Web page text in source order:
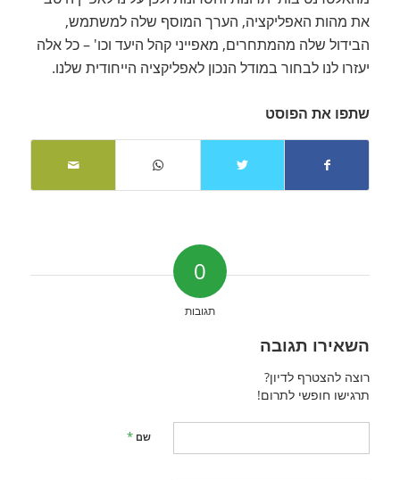
את מהות האפליקציה, הערך המוסף שלה למשתמש,
הבידול שלה מהמתחרים, מאפייני קהל היעד וכו' – כל אלה
יעזרו לנו לבחור במודל הנכון לאפליקציה הייחודית שלנו.
שתפו את הפוסט
0
תגובות
השאירו תגובה
רוצה להצטרף לדיון?
תרגישו חופשי לתרום!
שם *